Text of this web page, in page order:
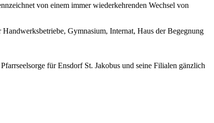
von einem immer wiederkehrenden Wechsel von
Gymnasium, Internat, Haus der Begegnung
für Ensdorf St. Jakobus und seine Filialen gänzlich